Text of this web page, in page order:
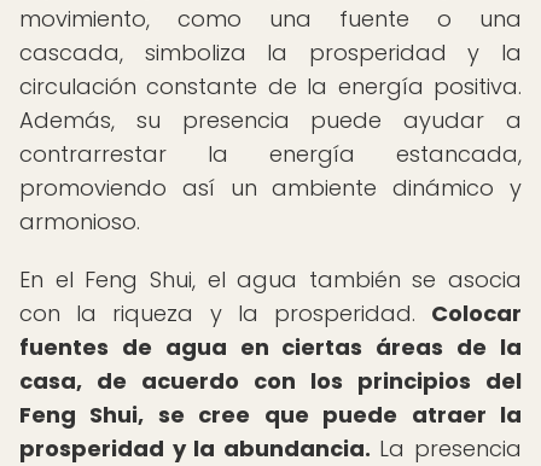
movimiento, como una fuente o una
cascada, simboliza la prosperidad y la
circulación constante de la energía positiva.
Además, su presencia puede ayudar a
contrarrestar la energía estancada,
promoviendo así un ambiente dinámico y
armonioso.
En el Feng Shui, el agua también se asocia
con la riqueza y la prosperidad. Colocar
fuentes de agua en ciertas áreas de la
casa, de acuerdo con los principios del
Feng Shui, se cree que puede atraer la
prosperidad y la abundancia. La presencia